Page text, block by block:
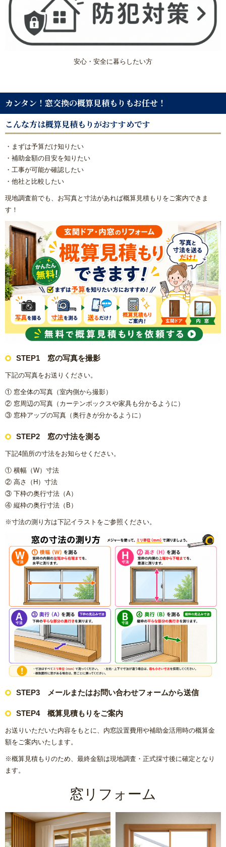
水まわりリフォーム 人気ランキング
ご相談から施工完了の流れ
【マンション向け】大特価セット
【戸建て向け】大特価セット
【数量限定3台】大特価キッチン
【数量限定3台】大特価トイレ
激安！プチリフォーム
会社概要
キャンペーン商品
福岡でリフォーム協力業者を募集しています！
福岡市リフォーム補助金情報｜2025年住宅省エネキャンペー
ン対応
NEWS & TOPICS
リフォームコラム
施工事例
CONTACT
安心・安全に暮らしたい方
カンタン！窓交換の概算見積もりもお任せ！
こんな方は概算見積もりがおすすめです
・まずは予算だけ知りたい
・補助金額の目安を知りたい
・工事が可能か確認したい
・他社と比較したい
現地調査前でも、お写真と寸法があれば概算見積もりをご案内できま
す！
STEP1 窓の写真を撮影
下記の写真をお送りください。
① 窓全体の写真（室内側から撮影）
② 窓周辺の写真（カーテンボックスや家具も分かるように）
③ 窓枠アップの写真（奥行きが分かるように）
STEP2 窓の寸法を測る
下記4箇所の寸法をお知らせください。
① 横幅（W）寸法
② 高さ（H）寸法
③ 下枠の奥行寸法（A）
④ 縦枠の奥行寸法（B）
※寸法の測り方は下記イラストをご参照ください。
STEP3 メールまたはお問い合わせフォームから送信
STEP4 概算見積もりをご案内
お送りいただいた内容をもとに、内窓設置費用や補助金活用時の概算金
額をご案内いたします。
※概算見積もりのため、最終金額は現地調査・正式採寸後に確定となり
ます。
窓リフォーム